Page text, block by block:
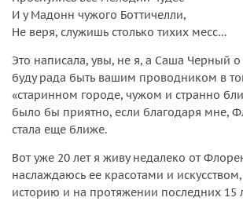
И у Мадонн чужого Боттичелли,
Не веря, служишь столько тихих месс…
Это написала, увы, не я, а Саша Черный
буду рада быть вашим проводником в
«старинном городе, чужом и странно
было бы приятно, если благодаря мне,
стала еще ближе.
Вот уже 20 лет я живу недалеко от
наслаждаюсь ее красотами и
историю и на протяжении последних 15